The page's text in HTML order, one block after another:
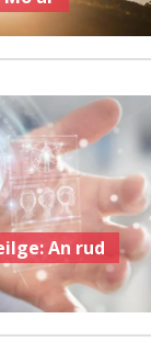
An rud